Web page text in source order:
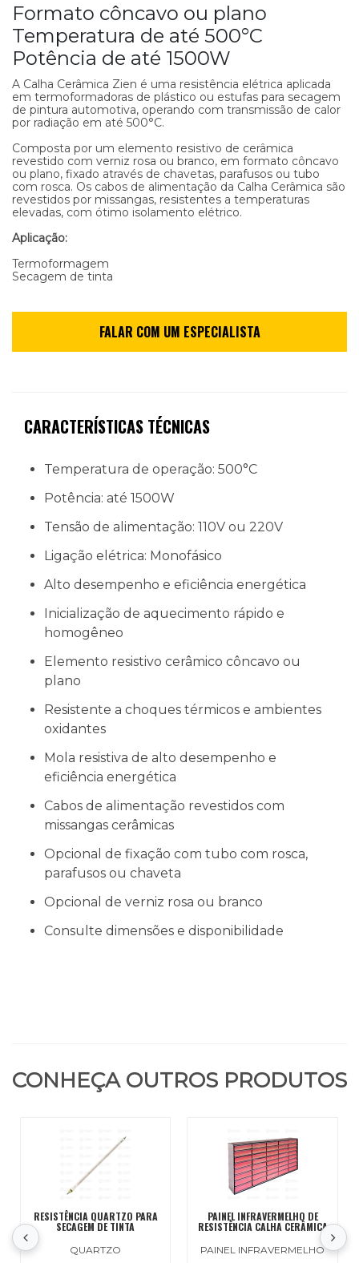
Formato côncavo ou plano
Temperatura de até 500°C
Potência de até 1500W
A Calha Cerâmica Zien é uma resistência elétrica aplicada
em termoformadoras de plástico ou estufas para secagem
de pintura automotiva, operando com transmissão de calor
por radiação em até 500°C.
Composta por um elemento resistivo de cerâmica
revestido com verniz rosa ou branco, em formato côncavo
ou plano, fixado através de chavetas, parafusos ou tubo
com rosca. Os cabos de alimentação da Calha Cerâmica são
revestidos por missangas, resistentes a temperaturas
elevadas, com ótimo isolamento elétrico.
Aplicação:
Termoformagem
Secagem de tinta
CARACTERÍSTICAS TÉCNICAS
Temperatura de operação: 500°C
Potência: até 1500W
Tensão de alimentação: 110V ou 220V
Ligação elétrica: Monofásico
Alto desempenho e eficiência energética
Inicialização de aquecimento rápido e
homogêneo
Elemento resistivo cerâmico côncavo ou
plano
Resistente a choques térmicos e ambientes
oxidantes
Mola resistiva de alto desempenho e
eficiência energética
Cabos de alimentação revestidos com
missangas cerâmicas
Opcional de fixação com tubo com rosca,
parafusos ou chaveta
Opcional de verniz rosa ou branco
Consulte dimensões e disponibilidade
CONHEÇA OUTROS PRODUTOS
RESISTÊNCIA QUARTZO PARA
SECAGEM DE TINTA
QUARTZO
PAINEL INFRAVERMELHO DE
RESISTÊNCIA CALHA CERÂMICA
PAINEL INFRAVERMELHO